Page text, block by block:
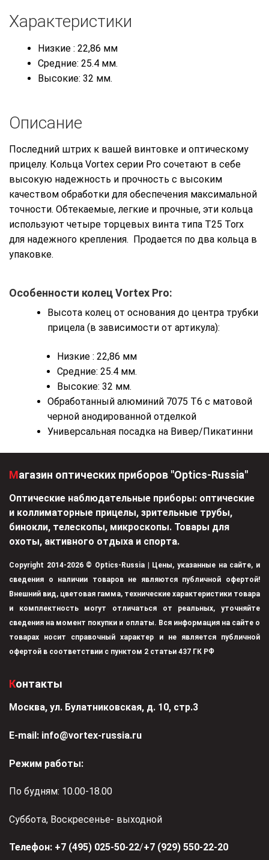
Характеристики
Низкие : 22,86 мм
Средние: 25.4 мм.
Высокие: 32 мм.
Описание
Последний штрих к вашей винтовке и оптическому
прицелу. Кольца Vortex серии Pro сочетают в себе
высокую надежность и прочность с высоким
качеством обработки для обеспечения максимальной
точности. Обтекаемые, легкие и прочные, эти кольца
используют четыре торцевых винта типа T25 Torx
для надежного крепления. Продается по два кольца в
упаковке.
Особенности колец Vortex Pro:
Высота колец от основания до центра трубки
прицела (в зависимости от артикула):
Низкие : 22,86 мм
Средние: 25.4 мм.
Высокие: 32 мм.
Обработанный алюминий 7075 T6 с матовой
черной анодированной отделкой
Универсальная посадка на Вивер/Пикатинни
Магазин оптических приборов "Optics-Russia"
Оптические наблюдательные приборы: оптические
и коллиматорные прицелы, зрительные трубы,
бинокли, телескопы, микроскопы. Товары для
охоты, активного отдыха и спорта.
Copyright 2014-2026 © Optics-Russia | Цены, указанные на сайте, и
сведения о наличии товаров не являются публичной офертой!
Внешний вид, цветовая гамма, технические характеристики товара
и комплектность могут отличаться от реальных, уточняйте
сведения на момент покупки и оплаты. Вся информация на сайте о
товарах носит справочный характер и не является публичной
офертой в соответствии с пунктом 2 статьи 437 ГК РФ
Контакты
Москва, ул. Булатниковская, д. 10, стр.3
Е-mail: info@vortex-russia.ru
Режим работы:
По будням: 10.00-18.00
Суббота, Воскресенье- выходной
Телефон: +7 (495) 025-50-22/+7 (929) 550-22-20